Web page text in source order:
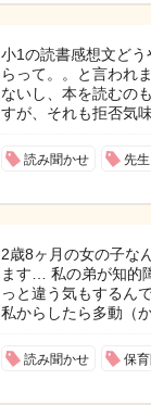
小1の読書感想文ど
らって。。と言われ
ないし、本を読むの
すが、それも拒否気
読み聞かせ 先生
2歳8ヶ月の女の子な
ます… 私の弟が知的
っと違う気もするん
私からしたら多動（
読み聞かせ 保育